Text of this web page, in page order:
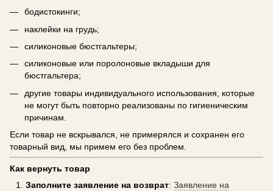
бодистокинги;
наклейки на грудь;
силиконовые бюстгальтеры;
силиконовые или поролоновые вкладыши для
бюстгальтера;
другие товары индивидуального использования, которые
не могут быть повторно реализованы по гигиеническим
причинам.
Если товар не вскрывался, не примерялся и сохранен его
товарный вид, мы примем его без проблем.
Как вернуть товар
Заполните заявление на возврат: Заявление на